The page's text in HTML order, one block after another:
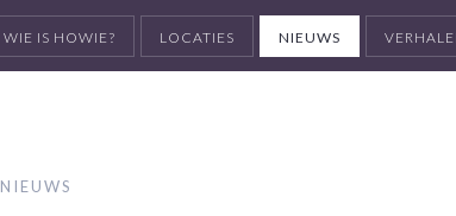
WIE IS HOWIE? LOCATIES NIEUWS
NIEUWS